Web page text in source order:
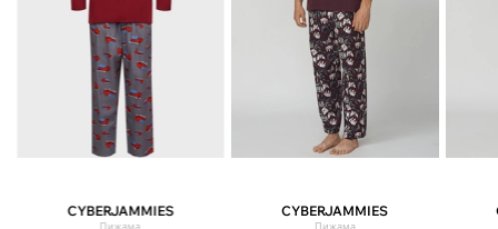
CYBERJAMMIES
Пижама
CYBERJAMMIES
Пижама